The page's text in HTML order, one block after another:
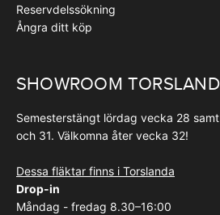
Reservdelssökning
Ångra ditt köp
SHOWROOM
Semesterstängt lördag vecka 28
och 31. Välkomna åter vecka 32!
Dessa fläktar finns i Torslanda
Drop-in
Måndag - fredag 8.30–16:00